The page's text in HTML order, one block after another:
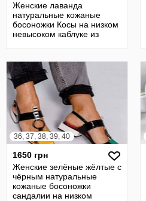
Женские лаванда
натуральные кожаные
босоножки Косы на низком
невысоком каблуке из
36, 37, 38, 39, 40
1650 грн
Женские зелёные жёлтые с
чёрным натуральные
кожаные босоножки
сандалии на низком